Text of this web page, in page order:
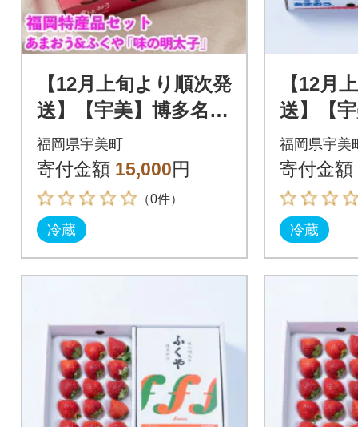
【12月上旬より順次発
送】【宇美】博多名物
「あまおう」&ふくや
「味の明太子」(中)
福岡県宇美町
寄付金額 15,000円
（0件）
冷蔵
【12月
送】【
「あま
「味の
福岡県宇美
寄付金額
冷蔵